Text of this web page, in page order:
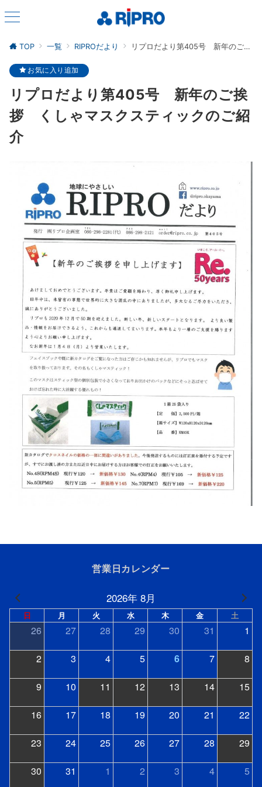
TOP 一覧 RIPROだより リプロだより第405号 新年のご挨拶 くしゃマスクスティックのご紹介
お気に入り追加
リプロだより第405号 新年のご挨
拶 くしゃマスクスティックのご紹
介
営業日カレンダー
2026年 8月
日 月 火 水 木 金 土
26 27 28 29 30 31 1
2 3 4 5 6 7 8
9 10 11 12 13 14 15
16 17 18 19 20 21 22
23 24 25 26 27 28 29
30 31 1 2 3 4 5